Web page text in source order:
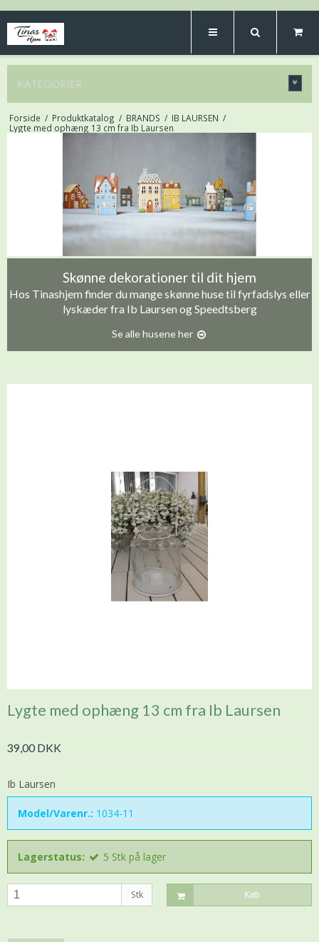
KATEGORIER
Forside / Produktkatalog / BRANDS / IB LAURSEN /
Lygte med ophæng 13 cm fra Ib Laursen
Skønne dekorationer til dit hjem
Hos Tinashjem finder du mange skønne huse til fyrfadslys eller
lyskæder fra Ib Laursen og Speedtsberg
Se alle husene her
Lygte med ophæng 13 cm fra Ib Laursen
39,00 DKK
Ib Laursen
Model/Varenr.: 1034-11
Lagerstatus: 5 Stk på lager
Stk Køb